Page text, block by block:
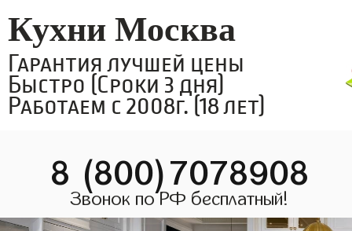
Кухни Москва
Гарантия лучшей цены
Быстро (Сроки 3 дня)
Работаем с 2008г. (18 лет)
8 (800)7078908
Звонок по РФ бесплатный!